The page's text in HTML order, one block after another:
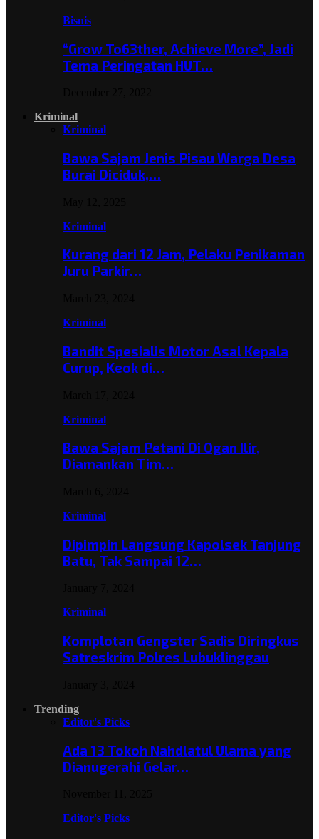
Bisnis
“Grow To63ther, Achieve More”, Jadi
Tema Peringatan HUT…
Kriminal
Kriminal
Bawa Sajam Jenis Pisau Warga Desa
Burai Diciduk,…
Kriminal
Kurang dari 12 Jam, Pelaku Penikaman
Juru Parkir…
Kriminal
Bandit Spesialis Motor Asal Kepala
Curup, Keok di…
Kriminal
Bawa Sajam Petani Di Ogan Ilir,
Diamankan Tim…
Kriminal
Dipimpin Langsung Kapolsek Tanjung
Batu, Tak Sampai 12…
Kriminal
Komplotan Gengster Sadis Diringkus
Satreskrim Polres Lubuklinggau
Trending
Editor's Picks
Ada 13 Tokoh Nahdlatul Ulama yang
Dianugerahi Gelar…
Editor's Picks